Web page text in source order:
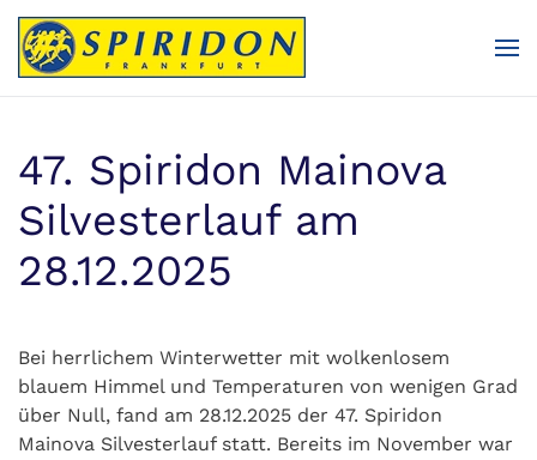
Zum Hauptinhalt springen
47. Spiridon Mainova
Silvesterlauf am
28.12.2025
Bei herrlichem Winterwetter mit wolkenlosem
blauem Himmel und Temperaturen von wenigen Grad
über Null, fand am 28.12.2025 der 47. Spiridon
Mainova Silvesterlauf statt. Bereits im November war